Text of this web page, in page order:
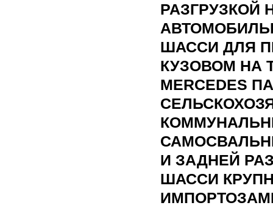
РАЗГРУЗКОЙ
ШАССИ ДЛЯ
КУЗОВОМ НА
MERCEDES
И ЗАДНЕЙ
ШАССИ